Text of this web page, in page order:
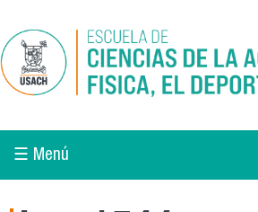
☰ Menú